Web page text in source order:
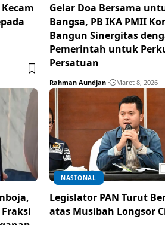
Gelar Doa Bersama
Bangsa, PB IKA PMII
Bangun Sinergitas
Pemerintah untuk
Persatuan
Rahman Aundjan Maret 8, 2026
NASIONAL
Legislator PAN Turut
atas Musibah Longsor